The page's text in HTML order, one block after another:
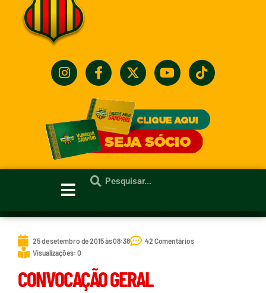
25 de setembro de 2015 às 08:38
42 Comentários
Visualizações: 0
CONVOCAÇÃO GERAL